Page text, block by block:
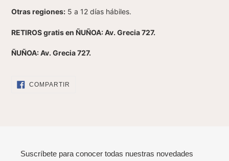
Otras regiones: 5 a 12 días hábiles.
RETIROS gratis en ÑUÑOA: Av. Grecia 727.
ÑUÑOA: Av. Grecia 727.
COMPARTIR
Suscríbete para conocer todas nuestras novedades